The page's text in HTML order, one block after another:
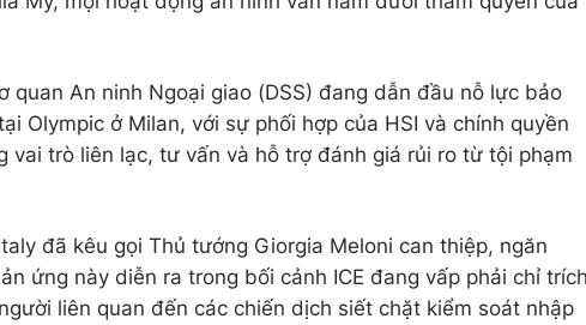
quan An ninh Ngoại giao (DSS) đang dẫn đầu nỗ lực bảo
Olympic ở Milan, với sự phối hợp của HSI và chính quyền
vai trò liên lạc, tư vấn và hỗ trợ đánh giá rủi ro từ tội phạm
đã kêu gọi Thủ tướng Giorgia Meloni can thiệp, ngăn
ứng này diễn ra trong bối cảnh ICE đang vấp phải chỉ
liên quan đến các chiến dịch siết chặt kiểm soát nhập